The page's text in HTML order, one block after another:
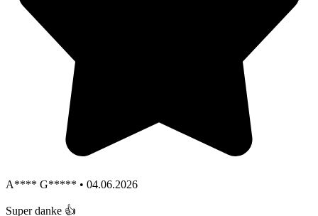
A**** G***** • 04.06.2026
Super danke 👍